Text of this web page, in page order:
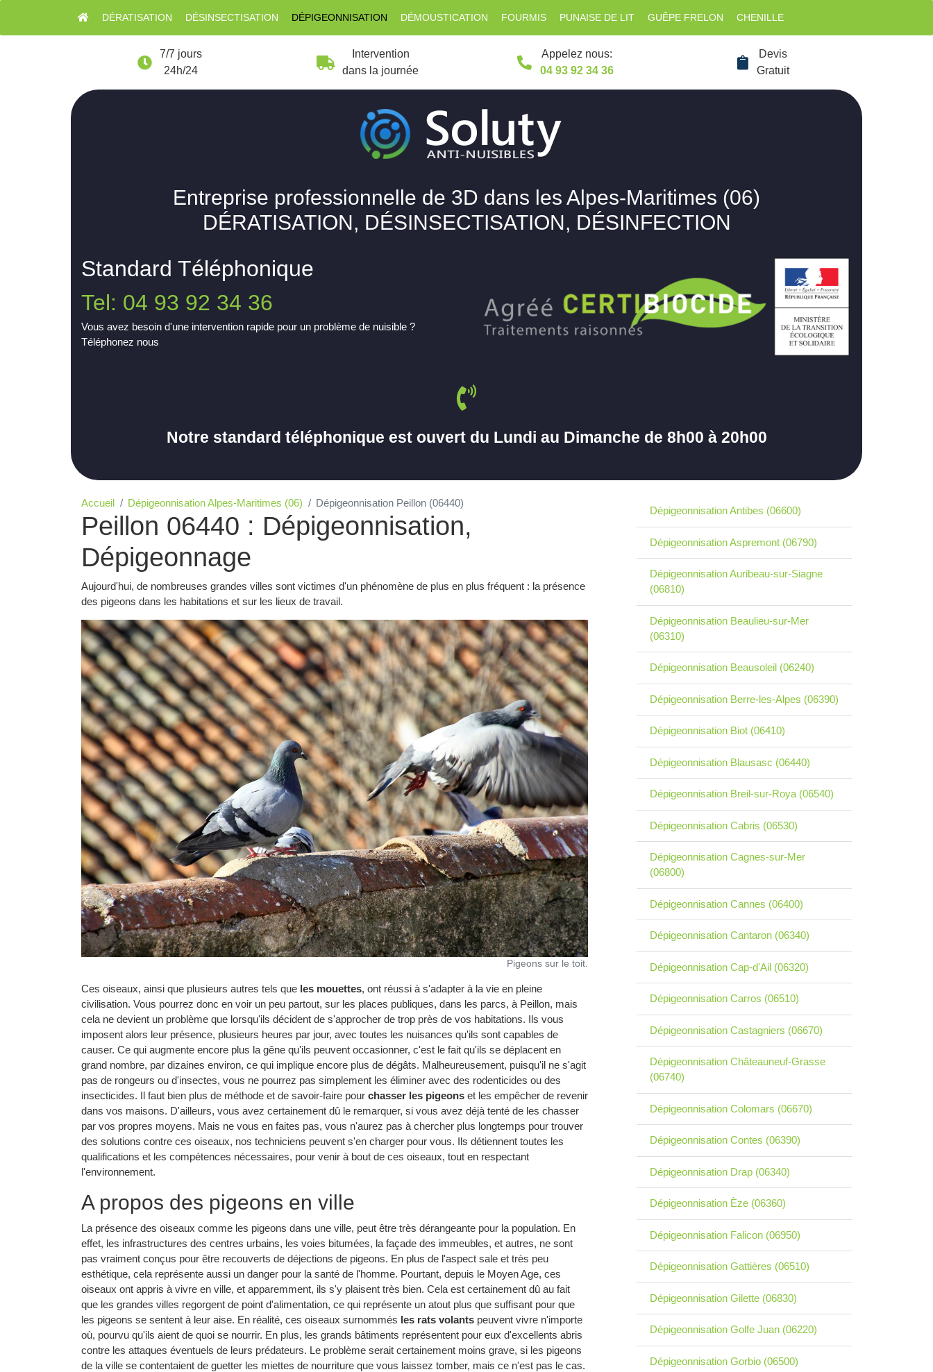
DÉRATISATION DÉSINSECTISATION DÉPIGEONNISATION DÉMOUSTICATION FOURMIS PUNAISE DE LIT GUÊPE FRELON CHENILLE
7/7 jours
24h/24
Intervention
dans la journée
Appelez nous:
04 93 92 34 36
Devis
Gratuit
Entreprise professionnelle de 3D dans les Alpes-Maritimes (06)
DÉRATISATION, DÉSINSECTISATION, DÉSINFECTION
Standard Téléphonique
Tel: 04 93 92 34 36
Vous avez besoin d'une intervention rapide pour un problème de nuisible ?
Téléphonez nous
Notre standard téléphonique est ouvert du Lundi au Dimanche de 8h00 à 20h00
Accueil Dépigeonnisation Alpes-Maritimes (06) Dépigeonnisation Peillon (06440)
Peillon 06440 : Dépigeonnisation,
Dépigeonnage
Aujourd'hui, de nombreuses grandes villes sont victimes d'un phénomène de plus en plus fréquent : la présence
des pigeons dans les habitations et sur les lieux de travail.
Pigeons sur le toit.
Ces oiseaux, ainsi que plusieurs autres tels que les mouettes, ont réussi à s'adapter à la vie en pleine
civilisation. Vous pourrez donc en voir un peu partout, sur les places publiques, dans les parcs, à Peillon, mais
cela ne devient un problème que lorsqu'ils décident de s'approcher de trop près de vos habitations. Ils vous
imposent alors leur présence, plusieurs heures par jour, avec toutes les nuisances qu'ils sont capables de
causer. Ce qui augmente encore plus la gêne qu'ils peuvent occasionner, c'est le fait qu'ils se déplacent en
grand nombre, par dizaines environ, ce qui implique encore plus de dégâts. Malheureusement, puisqu'il ne s'agit
pas de rongeurs ou d'insectes, vous ne pourrez pas simplement les éliminer avec des rodenticides ou des
insecticides. Il faut bien plus de méthode et de savoir-faire pour chasser les pigeons et les empêcher de revenir
dans vos maisons. D'ailleurs, vous avez certainement dû le remarquer, si vous avez déjà tenté de les chasser
par vos propres moyens. Mais ne vous en faites pas, vous n'aurez pas à chercher plus longtemps pour trouver
des solutions contre ces oiseaux, nos techniciens peuvent s'en charger pour vous. Ils détiennent toutes les
qualifications et les compétences nécessaires, pour venir à bout de ces oiseaux, tout en respectant
l'environnement.
A propos des pigeons en ville
La présence des oiseaux comme les pigeons dans une ville, peut être très dérangeante pour la population. En
effet, les infrastructures des centres urbains, les voies bitumées, la façade des immeubles, et autres, ne sont
pas vraiment conçus pour être recouverts de déjections de pigeons. En plus de l'aspect sale et très peu
esthétique, cela représente aussi un danger pour la santé de l'homme. Pourtant, depuis le Moyen Age, ces
oiseaux ont appris à vivre en ville, et apparemment, ils s'y plaisent très bien. Cela est certainement dû au fait
que les grandes villes regorgent de point d'alimentation, ce qui représente un atout plus que suffisant pour que
les pigeons se sentent à leur aise. En réalité, ces oiseaux surnommés les rats volants peuvent vivre n'importe
où, pourvu qu'ils aient de quoi se nourrir. En plus, les grands bâtiments représentent pour eux d'excellents abris
contre les attaques éventuels de leurs prédateurs. Le problème serait certainement moins grave, si les pigeons
de la ville se contentaient de guetter les miettes de nourriture que vous laissez tomber, mais ce n'est pas le cas.
Dépigeonnisation Antibes (06600)
Dépigeonnisation Aspremont (06790)
Dépigeonnisation Auribeau-sur-Siagne
(06810)
Dépigeonnisation Beaulieu-sur-Mer
(06310)
Dépigeonnisation Beausoleil (06240)
Dépigeonnisation Berre-les-Alpes (06390)
Dépigeonnisation Biot (06410)
Dépigeonnisation Blausasc (06440)
Dépigeonnisation Breil-sur-Roya (06540)
Dépigeonnisation Cabris (06530)
Dépigeonnisation Cagnes-sur-Mer
(06800)
Dépigeonnisation Cannes (06400)
Dépigeonnisation Cantaron (06340)
Dépigeonnisation Cap-d'Ail (06320)
Dépigeonnisation Carros (06510)
Dépigeonnisation Castagniers (06670)
Dépigeonnisation Châteauneuf-Grasse
(06740)
Dépigeonnisation Colomars (06670)
Dépigeonnisation Contes (06390)
Dépigeonnisation Drap (06340)
Dépigeonnisation Èze (06360)
Dépigeonnisation Falicon (06950)
Dépigeonnisation Gattières (06510)
Dépigeonnisation Gilette (06830)
Dépigeonnisation Golfe Juan (06220)
Dépigeonnisation Gorbio (06500)